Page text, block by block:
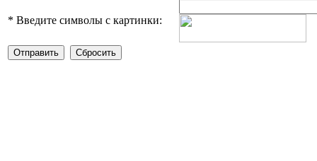
* Введите символы с картинки: